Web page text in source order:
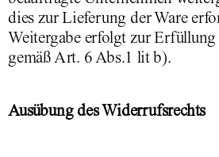
dies zur Lieferung der Ware
Weitergabe erfolgt zur Erfüllung
gemäß Art. 6 Abs.1 lit b).
Ausübung des Widerrufsrechts